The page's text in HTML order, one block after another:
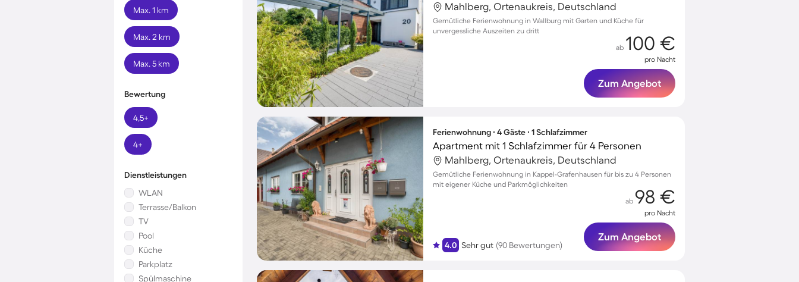
Max. 1 km
Max. 2 km
Max. 5 km
Bewertung
4,5+
4+
Dienstleistungen
WLAN
Terrasse/Balkon
TV
Pool
Küche
Parkplatz
Spülmaschine
Mahlberg, Ortenaukreis, Deutschland
Gemütliche Ferienwohnung in Wallburg mit Garten und Küche für
unvergessliche Auszeiten zu dritt
ab 100 €
pro Nacht
Zum Angebot
Ferienwohnung ∙ 4 Gäste ∙ 1 Schlafzimmer
Apartment mit 1 Schlafzimmer für 4 Personen
Mahlberg, Ortenaukreis, Deutschland
Gemütliche Ferienwohnung in Kappel-Grafenhausen für bis zu 4 Personen
mit eigener Küche und Parkmöglichkeiten
4.0 Sehr gut (90 Bewertungen)
ab 98 €
pro Nacht
Zum Angebot